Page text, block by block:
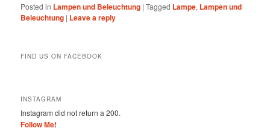
Posted in Lampen und Beleuchtung |Tagged Lampe, Lampen und
Beleuchtung | Leave a reply
FIND US ON FACEBOOK
INSTAGRAM
Instagram did not return a 200.
Follow Me!